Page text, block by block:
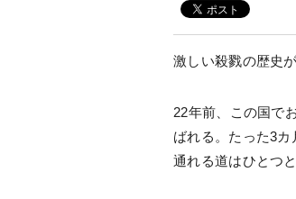
激しい殺戮の歴史
22年前、この国で
ばれる。たった3
通れる道はひとつ